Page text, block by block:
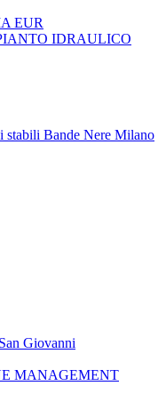
EUR
IDRAULICO
stabili Bande Nere Milano
Giovanni
MANAGEMENT